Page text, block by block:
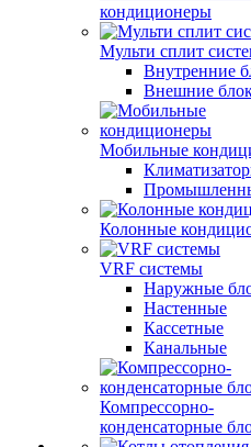
кондиционеры
Мульти сплит
Внутренние
Внешние
Мобильные
Колонные
VRF системы
Наружные
Настенные
Кассетные
Канальные
Компрессорно-
конденсаторные